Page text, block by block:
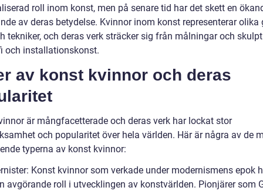
roll inom konst, men på senare tid har det skett en
av deras betydelse. Kvinnor inom konst representerar olika
tekniker, och deras verk sträcker sig från målningar och
och installationskonst.
av konst kvinnor och deras
är mångfacetterade och deras verk har lockat stor
och popularitet över hela världen. Här är några av de
typerna av konst kvinnor:
Konst kvinnor som verkade under modernismens epok
avgörande roll i utvecklingen av konstvärlden. Pionjärer som